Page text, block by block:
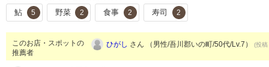
鮎 5 野菜 2 食事 2 寿司 2
このお店・スポットの
推薦者
ひがし さん （男性/吾川郡いの町/50代/Lv.7） (投